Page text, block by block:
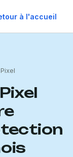
à l'accueil